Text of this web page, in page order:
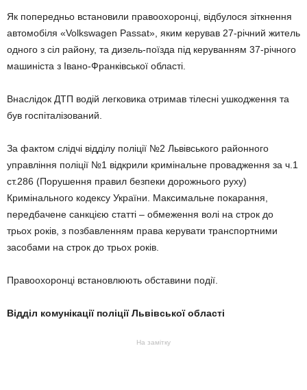
Як попередньо встановили правоохоронці, відбулося зіткнення
автомобіля «Volkswagen Passat», яким керував 27-річний житель
одного з сіл району, та дизель-поїзда під керуванням 37-річного
машиніста з Івано-Франківської області.
Внаслідок ДТП водій легковика отримав тілесні ушкодження та
був госпіталізований.
За фактом слідчі відділу поліції №2 Львівського районного
управління поліції №1 відкрили кримінальне провадження за ч.1
ст.286 (Порушення правил безпеки дорожнього руху)
Кримінального кодексу України. Максимальне покарання,
передбачене санкцією статті – обмеження волі на строк до
трьох років, з позбавленням права керувати транспортними
засобами на строк до трьох років.
Правоохоронці встановлюють обставини події.
Відділ комунікації поліції Львівської області
На замітку